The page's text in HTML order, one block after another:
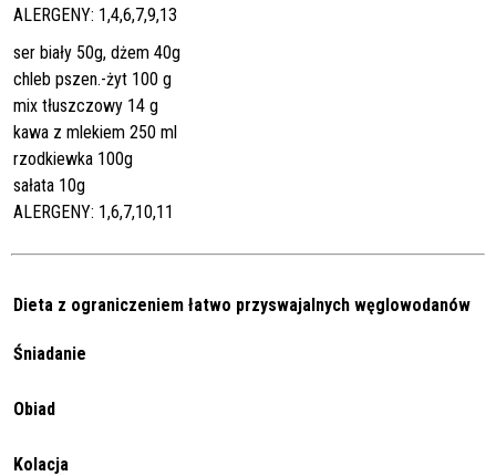
ALERGENY: 1,4,6,7,9,13
ser biały 50g, dżem 40g
chleb pszen.-żyt 100 g
mix tłuszczowy 14 g
kawa z mlekiem 250 ml
rzodkiewka 100g
sałata 10g
ALERGENY: 1,6,7,10,11
Dieta z ograniczeniem łatwo przyswajalnych węglowodanów
Śniadanie
Obiad
Kolacja